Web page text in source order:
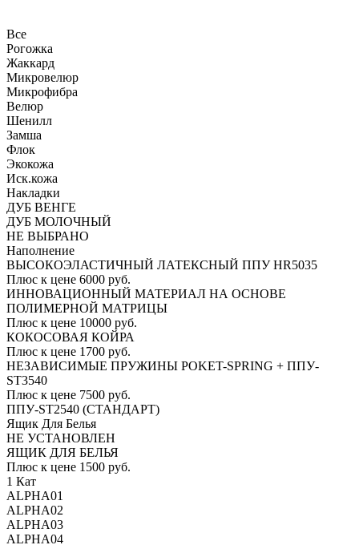
Все
Рогожка
Жаккард
Микровелюр
Микрофибра
Велюр
Шенилл
Замша
Флок
Экокожа
Иск.кожа
Накладки
ДУБ ВЕНГЕ
ДУБ МОЛОЧНЫЙ
НЕ ВЫБРАНО
Наполнение
ВЫСОКОЭЛАСТИЧНЫЙ ЛАТЕКСНЫЙ ППУ HR5035
Плюс к цене 6000 руб.
ИННОВАЦИОННЫЙ МАТЕРИАЛ НА ОСНОВЕ
ПОЛИМЕРНОЙ МАТРИЦЫ
Плюс к цене 10000 руб.
КОКОСОВАЯ КОЙРА
Плюс к цене 1700 руб.
НЕЗАВИСИМЫЕ ПРУЖИНЫ POKET-SPRING + ППУ-
ST3540
Плюс к цене 7500 руб.
ППУ-ST2540 (СТАНДАРТ)
Ящик Для Белья
НЕ УСТАНОВЛЕН
ЯЩИК ДЛЯ БЕЛЬЯ
Плюс к цене 1500 руб.
1 Кат
ALPHA01
ALPHA02
ALPHA03
ALPHA04